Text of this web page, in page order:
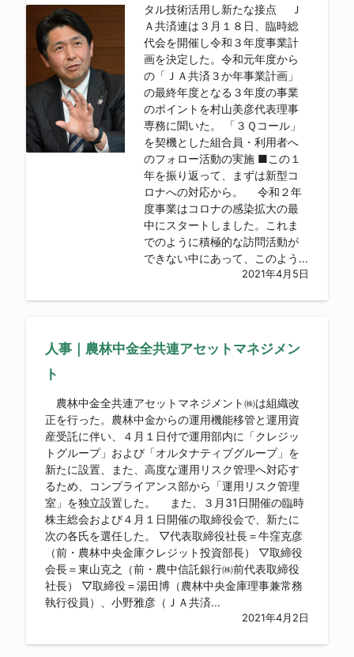
タル技術活用し新たな接点 Ｊ
Ａ共済連は３月１８日、臨時総
代会を開催し令和３年度事業計
画を決定した。令和元年度から
の「ＪＡ共済３か年事業計画」
の最終年度となる３年度の事業
のポイントを村山美彦代表理事
専務に聞いた。 「３Ｑコール」
を契機とした組合員・利用者へ
のフォロー活動の実施 ■この１
年を振り返って、まずは新型コ
ロナへの対応から。 令和２年
度事業はコロナの感染拡大の最
中にスタートしました。これま
でのように積極的な訪問活動が
できない中にあって、このよう...
2021年4月5日
人事｜農林中金全共連アセットマネジメン
ト
農林中金全共連アセットマネジメント㈱は組織改
正を行った。農林中金からの運用機能移管と運用資
産受託に伴い、４月１日付で運用部内に「クレジッ
トグループ」および「オルタナティブグループ」を
新たに設置、また、高度な運用リスク管理へ対応す
るため、コンプライアンス部から「運用リスク管理
室」を独立設置した。 また、３月31日開催の臨時
株主総会および４月１日開催の取締役会で、新たに
次の各氏を選任した。 ▽代表取締役社長＝牛窪克彦
（前・農林中央金庫クレジット投資部長） ▽取締役
会長＝東山克之（前・農中信託銀行㈱前代表取締役
社長） ▽取締役＝湯田博（農林中央金庫理事兼常務
執行役員）、小野雅彦（ＪＡ共済...
2021年4月2日